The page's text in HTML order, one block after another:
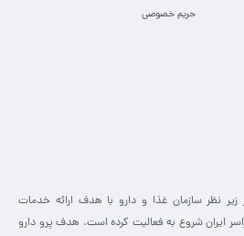
حریم خصوصی
زیر نظر سازمان غذا و دارو با هدف ارائه خدمات
ایران شروع به فعالیت کرده است. هدف پرو دارو